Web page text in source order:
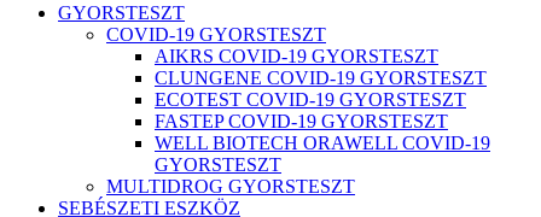
GYORSTESZT
COVID-19 GYORSTESZT
AIKRS COVID-19 GYORSTESZT
CLUNGENE COVID-19 GYORSTESZT
ECOTEST COVID-19 GYORSTESZT
FASTEP COVID-19 GYORSTESZT
WELL BIOTECH ORAWELL COVID-19
GYORSTESZT
MULTIDROG GYORSTESZT
SEBÉSZETI ESZKÖZ